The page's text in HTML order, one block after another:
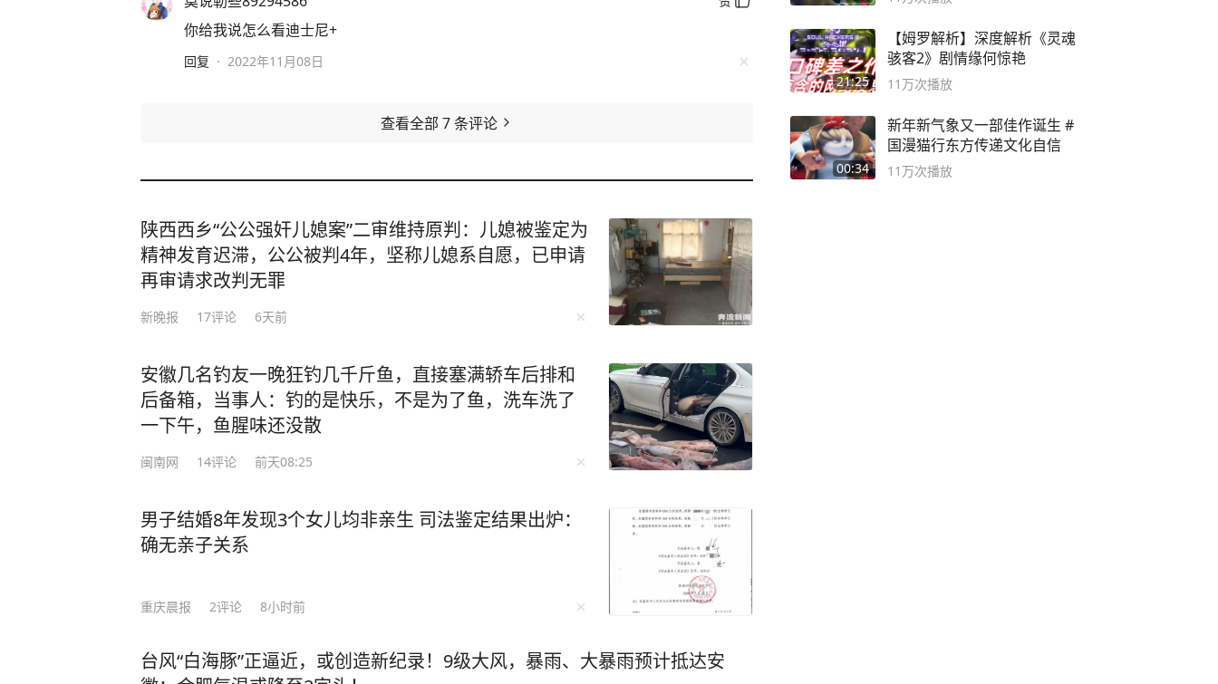
你给我说怎么看迪士尼+
回复 · 2022年11月08日
查看全部 7条评论
陕西西乡“公公强奸儿媳案”二审维持原判：儿媳被鉴定为
精神发育迟滞，公公被判4年，坚称儿媳系自愿，已申请
再审请求改判无罪
新晚报 17评论 6天前
安徽几名钓友一晚狂钓几千斤鱼，直接塞满轿车后排和
后备箱，当事人：钓的是快乐，不是为了鱼，洗车洗了
一下午，鱼腥味还没散
闽南网 14评论 前天08:25
男子结婚8年发现3个女儿均非亲生 司法鉴定结果出炉：
确无亲子关系
重庆晨报 2评论 8小时前
台风“白海豚”正逼近，或创造新纪录！9级大风，暴雨、大暴雨预计抵达安
21:25
【姆罗解析】深度解析《灵魂
骇客2》剧情缘何惊艳
11万次播放
00:34
新年新气象又一部佳作诞生 #
国漫猫行东方传递文化自信
11万次播放